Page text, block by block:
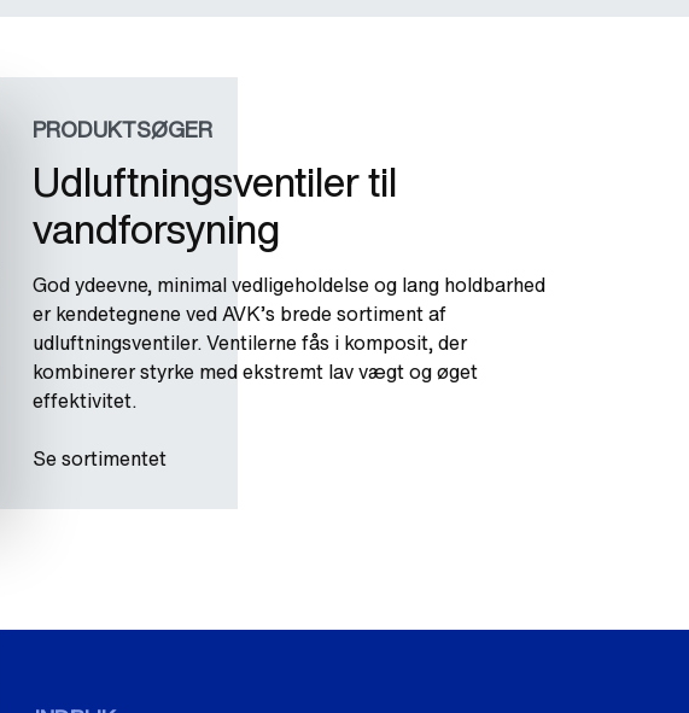
PRODUKTSØGER
Udluftningsventiler til
vandforsyning
God ydeevne, minimal vedligeholdelse og lang holdbarhed
er kendetegnene ved AVK’s brede sortiment af
udluftningsventiler. Ventilerne fås i komposit, der
kombinerer styrke med ekstremt lav vægt og øget
effektivitet.
Se sortimentet